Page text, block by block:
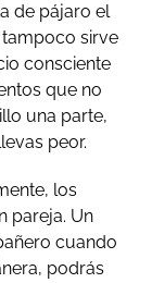
de pájaro el
sirve
consciente
que no
una parte,
peor.
los
pareja. Un
cuando
podrás